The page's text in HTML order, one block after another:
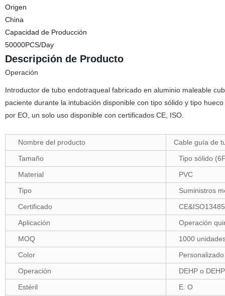
Origen
China
Capacidad de Producción
50000PCS/Day
Descripción de Producto
Operación
Introductor de tubo endotraqueal fabricado en aluminio maleable
paciente durante la intubación disponible con tipo sólido y tipo
por EO, un solo uso disponible con certificados CE, ISO.
Nombre del producto
Cable guía de
Tamaño
Tipo sólido
Material
PVC
Tipo
Suministros
Certificado
CE&ISO13485
Aplicación
Operación
MOQ
1000
Color
Personalizado
Operación
DEHP o
Estéril
E. O